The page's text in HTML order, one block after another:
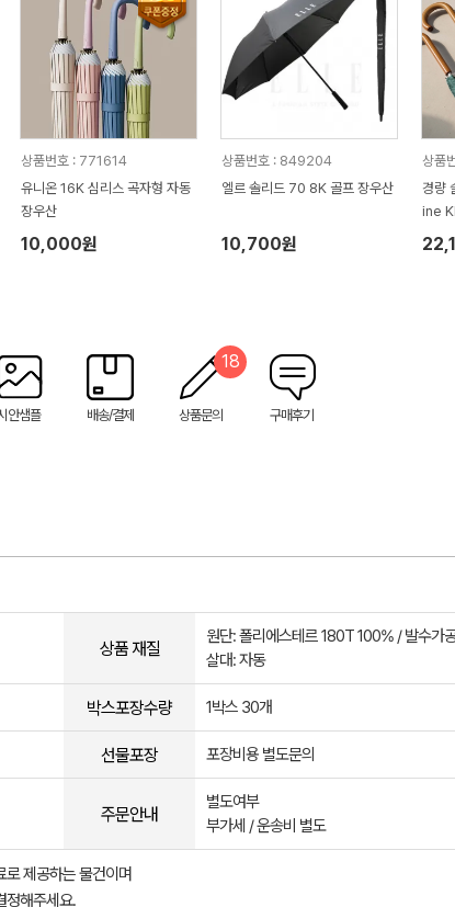
상품번호 : 771614
유니온 16K 심리스 곡자형 자동
장우산
10,000원
상품번호 : 849204
엘르 솔리드 70 8K 골프 장우산
10,700원
상품
경량
ine
안샘플 배송/결제 상품문의
18
구매후기
상품 재질
원단: 폴리에스테르 180T 100% / 발수가
살대: 자동
박스포장수량 1박스 30개
선물포장 포장비용 별도문의
주문안내
별도여부
부가세 / 운송비 별도
제공하는 물건이며
정해주세요.